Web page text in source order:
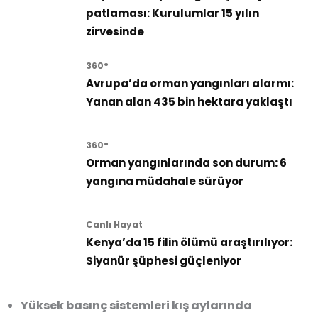
patlaması: Kurulumlar 15 yılın
zirvesinde
360°
Avrupa’da orman yangınları alarmı:
Yanan alan 435 bin hektara yaklaştı
360°
Orman yangınlarında son durum: 6
yangına müdahale sürüyor
Canlı Hayat
Kenya’da 15 filin ölümü araştırılıyor:
Siyanür şüphesi güçleniyor
Yüksek basınç sistemleri kış aylarında